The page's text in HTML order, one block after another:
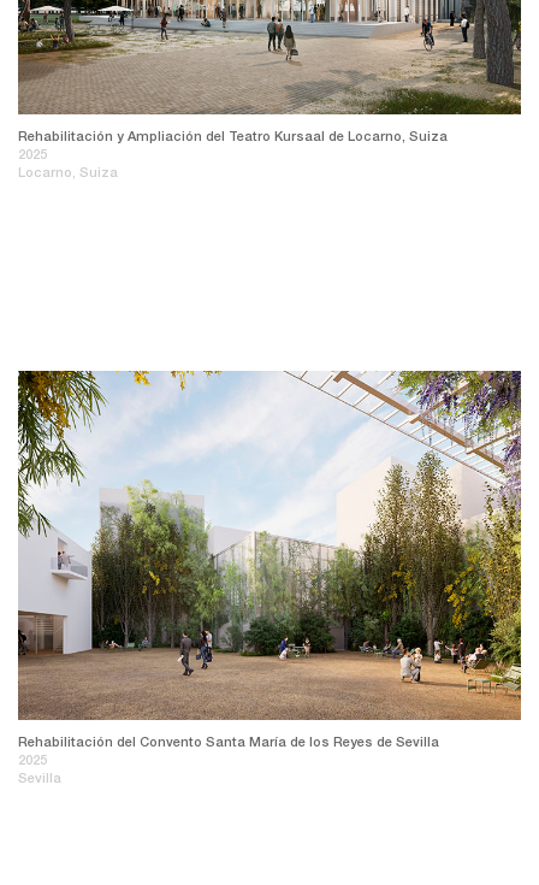
Rehabilitación y Ampliación del Teatro Kursaal de Locarno, Suiza
2025
Locarno, Suiza
Rehabilitación del Convento Santa María de los Reyes de Sevilla
2025
Sevilla